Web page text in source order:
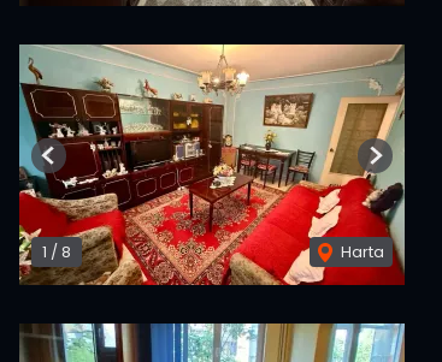
1 /8 Harta
Previous Next